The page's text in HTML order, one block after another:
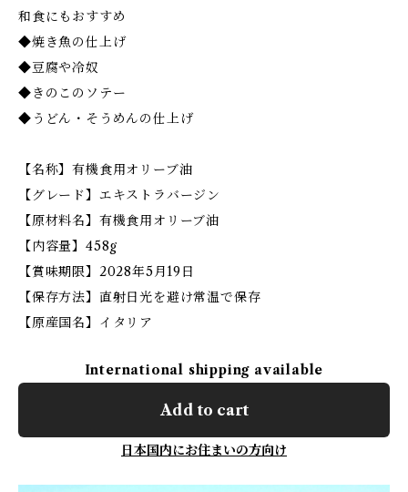
和食にもおすすめ
◆焼き魚の仕上げ
◆豆腐や冷奴
◆きのこのソテー
◆うどん・そうめんの仕上げ
【名称】有機食用オリーブ油
【グレード】エキストラバージン
【原材料名】有機食用オリーブ油
【内容量】458g
【賞味期限】2028年5月19日
【保存方法】直射日光を避け常温で保存
【原産国名】イタリア
International shipping available
Add to cart
日本国内にお住まいの方向け